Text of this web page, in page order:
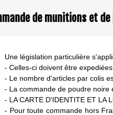
de munitions et
Une législation particulière
- Celles-ci doivent être
- Le nombre d'articles par colis
- La commande de poudre noire
- LA CARTE D'IDENTITE ET LA
- Pour toute commande hors